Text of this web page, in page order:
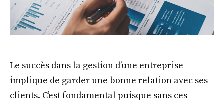
Le succès dans la gestion d’une entreprise
implique de garder une bonne relation avec ses
clients. C’est fondamental puisque sans ces